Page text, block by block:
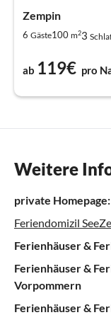
Zempin
6 Gäste100 m23
ab 119€ pro
Weitere
private Homepage:
Feriendomizil
Ferienhäuser &
Ferienhäuser &
Vorpommern
Ferienhäuser &